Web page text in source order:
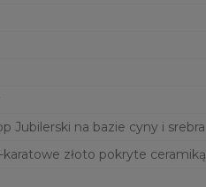
Jubilerski na bazie cyny i srebra
karatowe złoto pokryte ceramiką